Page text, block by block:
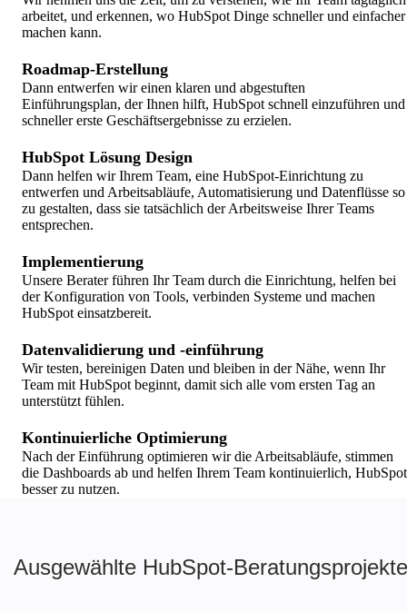
arbeitet, und erkennen, wo HubSpot Dinge schneller und einfacher
machen kann.
Roadmap-Erstellung
Dann entwerfen wir einen klaren und abgestuften
Einführungsplan, der Ihnen hilft, HubSpot schnell einzuführen und
schneller erste Geschäftsergebnisse zu erzielen.
HubSpot Lösung Design
Dann helfen wir Ihrem Team, eine HubSpot-Einrichtung zu
entwerfen und Arbeitsabläufe, Automatisierung und Datenflüsse so
zu gestalten, dass sie tatsächlich der Arbeitsweise Ihrer Teams
entsprechen.
Implementierung
Unsere Berater führen Ihr Team durch die Einrichtung, helfen bei
der Konfiguration von Tools, verbinden Systeme und machen
HubSpot einsatzbereit.
Datenvalidierung und -einführung
Wir testen, bereinigen Daten und bleiben in der Nähe, wenn Ihr
Team mit HubSpot beginnt, damit sich alle vom ersten Tag an
unterstützt fühlen.
Kontinuierliche Optimierung
Nach der Einführung optimieren wir die Arbeitsabläufe, stimmen
die Dashboards ab und helfen Ihrem Team kontinuierlich, HubSpot
besser zu nutzen.
Ausgewählte HubSpot-Beratungsprojekte